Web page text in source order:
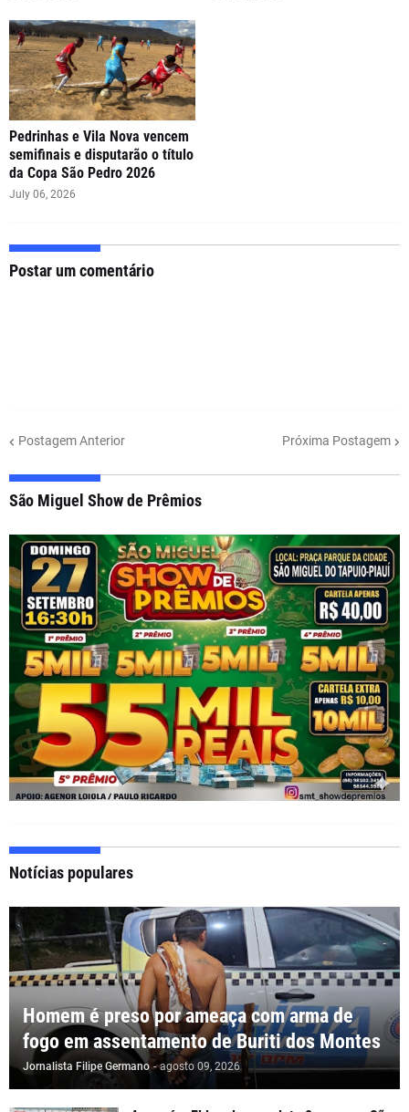
Pedrinhas e Vila Nova vencem
semifinais e disputarão o título
da Copa São Pedro 2026
July 06, 2026
Postar um comentário
Postagem Anterior Próxima Postagem
São Miguel Show de Prêmios
Notícias populares
Homem é preso por ameaça com arma de
fogo em assentamento de Buriti dos Montes
Jornalista Filipe Germano - agosto 09, 2026